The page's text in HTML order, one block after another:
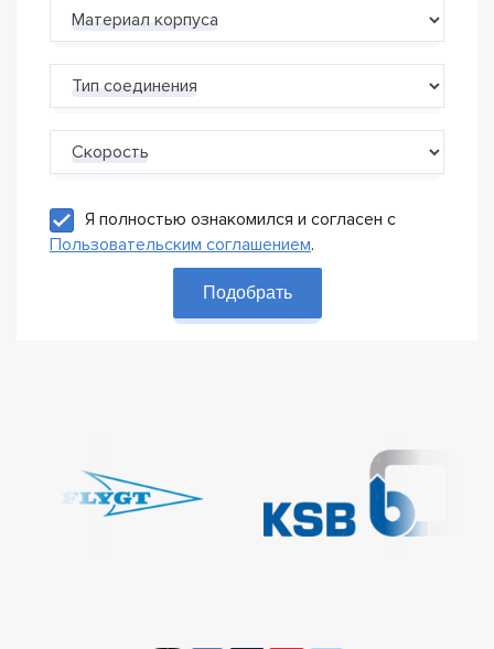
Материал корпуса
Тип соединения
Скорость
Я полностью ознакомился и согласен с
Пользовательским соглашением.
Подобрать